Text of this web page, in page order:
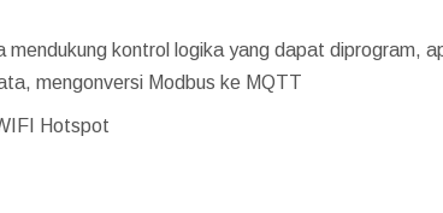
kontrol logika yang dapat diprogram,
mengonversi Modbus ke MQTT
Hotspot